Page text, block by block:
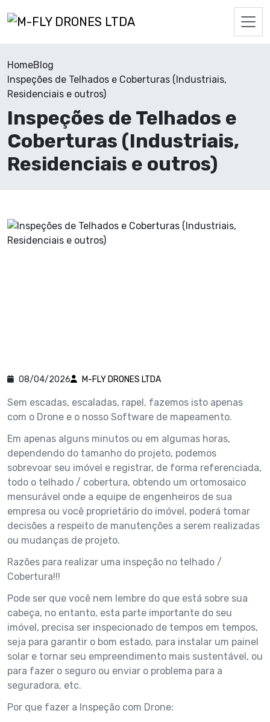
HomeBlog
Inspeções de Telhados e Coberturas (Industriais,
Residenciais e outros)
Inspeções de Telhados e
Coberturas (Industriais,
Residenciais e outros)
08/04/2026 M-FLY DRONES LTDA
Sem escadas, escaladas, rapel, fazemos isto apenas
com o Drone e o nosso Software de mapeamento.
Em apenas alguns minutos ou em algumas horas,
dependendo do tamanho do projeto, podemos
sobrevoar seu imóvel e registrar, de forma referenciada,
todo o telhado / cobertura, obtendo um ortomosaico
mensurável onde a equipe de engenheiros de sua
empresa ou você proprietário do imóvel, poderá tomar
decisões a respeito de manutenções a serem realizadas
ou mudanças de projeto.
Razões para realizar uma inspeção no telhado /
Cobertura!!!
Pode ser que você nem lembre do que está sobre sua
cabeça, no entanto, esta parte importante do seu
imóvel, precisa ser inspecionado de tempos em tempos,
seja para garantir o bom estado, para instalar um painel
solar e tornar seu empreendimento mais sustentável, ou
para fazer o seguro ou enviar o problema para a
seguradora, etc.
Por que fazer a Inspeção com Drone: